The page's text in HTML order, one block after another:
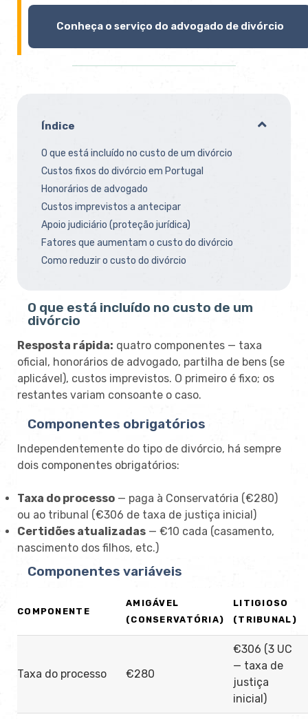
Conheça o serviço do advogado de divórcio
Índice
O que está incluído no custo de um divórcio
Custos fixos do divórcio em Portugal
Honorários de advogado
Custos imprevistos a antecipar
Apoio judiciário (proteção jurídica)
Fatores que aumentam o custo do divórcio
Como reduzir o custo do divórcio
O que está incluído no custo de um
divórcio
Resposta rápida: quatro componentes — taxa
oficial, honorários de advogado, partilha de bens (se
aplicável), custos imprevistos. O primeiro é fixo; os
restantes variam consoante o caso.
Componentes obrigatórios
Independentemente do tipo de divórcio, há sempre
dois componentes obrigatórios:
Taxa do processo — paga à Conservatória (€280)
ou ao tribunal (€306 de taxa de justiça inicial)
Certidões atualizadas — €10 cada (casamento,
nascimento dos filhos, etc.)
Componentes variáveis
COMPONENTE
AMIGÁVEL
(CONSERVATÓRIA)
LITIGIOSO
(TRIBUNAL)
Taxa do processo €280
€306 (3 UC
— taxa de
justiça
inicial)